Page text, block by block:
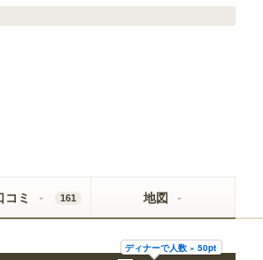
コミ 161 地図
ディナーで人数 × 50pt